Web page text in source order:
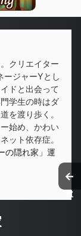
クリエイター
ージャーYとし
ドと出会って
学生の時はダ
を渡り歩く。
始め、かわい
ット依存症。
の隠れ家」運
←